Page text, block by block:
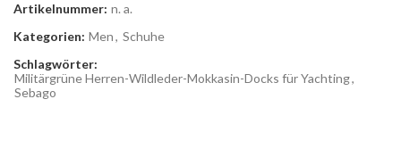
Artikelnummer: n. a.
Kategorien: Men, Schuhe
Schlagwörter:
Militärgrüne Herren-Wildleder-Mokkasin-Docks für Yachting,
Sebago